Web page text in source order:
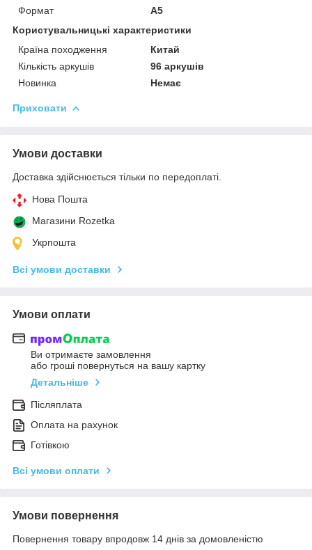
Формат
A5
Користувальницькі характеристики
Країна походження
Китай
Кількість аркушів
96 аркушів
Новинка
Немає
Приховати
Умови доставки
Доставка здійснюється тільки по передоплаті.
Нова Пошта
Магазини Rozetka
Укрпошта
Всі умови доставки
Умови оплати
Ви отримаєте замовлення
або гроші повернуться на вашу картку
Детальніше
Післяплата
Оплата на рахунок
Готівкою
Всі умови оплати
Умови повернення
Повернення товару впродовж 14 днів за домовленістю